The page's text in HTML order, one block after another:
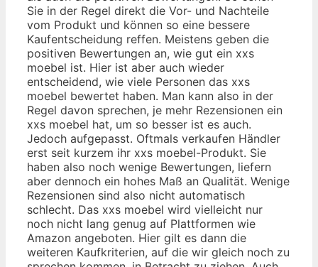
Sie in der Regel direkt die Vor- und Nachteile
vom Produkt und können so eine bessere
Kaufentscheidung reffen. Meistens geben die
positiven Bewertungen an, wie gut ein xxs
moebel ist. Hier ist aber auch wieder
entscheidend, wie viele Personen das xxs
moebel bewertet haben. Man kann also in der
Regel davon sprechen, je mehr Rezensionen ein
xxs moebel hat, um so besser ist es auch.
Jedoch aufgepasst. Oftmals verkaufen Händler
erst seit kurzem ihr xxs moebel-Produkt. Sie
haben also noch wenige Bewertungen, liefern
aber dennoch ein hohes Maß an Qualität. Wenige
Rezensionen sind also nicht automatisch
schlecht. Das xxs moebel wird vielleicht nur
noch nicht lang genug auf Plattformen wie
Amazon angeboten. Hier gilt es dann die
weiteren Kaufkriterien, auf die wir gleich noch zu